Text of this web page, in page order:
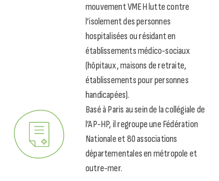
mouvement VMEH lutte contre
l’isolement des personnes
hospitalisées ou résidant en
établissements médico-sociaux
(hôpitaux, maisons de retraite,
établissements pour personnes
handicapées).
Basé à Paris au sein de la collégiale de
l’AP-HP, il regroupe une Fédération
Nationale et 80 associations
départementales en métropole et
outre-mer.